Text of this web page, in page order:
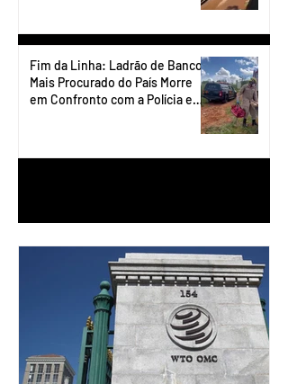
Fim da Linha: Ladrão de Banco
Mais Procurado do País Morre
em Confronto com a Polícia em